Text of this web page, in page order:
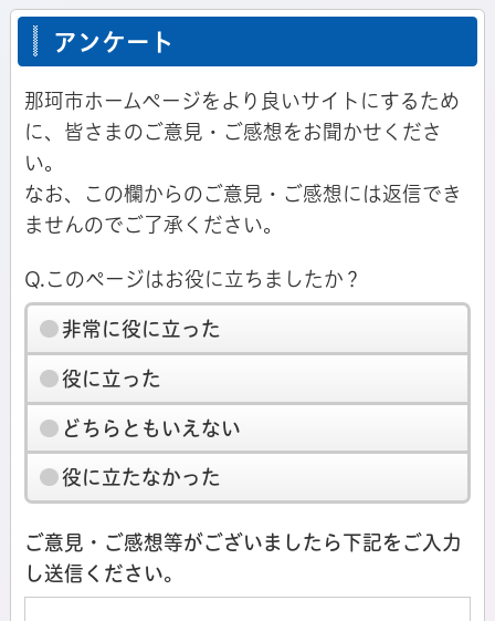
アンケート
那珂市ホームページをより良いサイトにするため
に、皆さまのご意見・ご感想をお聞かせくださ
い。
なお、この欄からのご意見・ご感想には返信でき
ませんのでご了承ください。
Q.このページはお役に立ちましたか？
非常に役に立った
役に立った
どちらともいえない
役に立たなかった
ご意見・ご感想等がございましたら下記をご入力
し送信ください。